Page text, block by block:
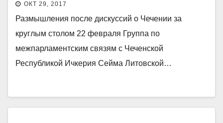
ОКТ 29, 2017
Размышления после дискуссий о Чечении за
круглым столом 22 февраля Группа по
межпарламентским связям с Чеченской
Республикой Ичкерия Сейма Литовской…